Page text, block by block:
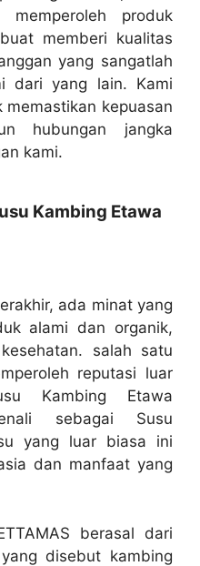
produk
memberi kualitas
yang sangatlah
dari yang lain. Kami
kepuasan
hubungan jangka
kami.
Kambing Etawa
ada minat yang
alami dan organik,
salah satu
reputasi luar
Kambing Etawa
sebagai Susu
yang luar biasa ini
dan manfaat yang
berasal dari
disebut kambing